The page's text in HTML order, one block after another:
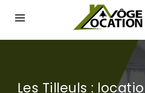
ACCUEIL
A VISITER
Les Tilleuls :